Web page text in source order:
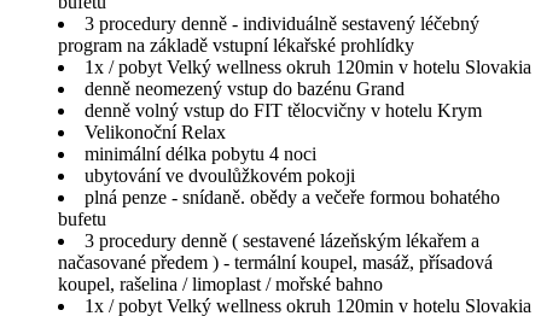
3 procedury denně - individuálně sestavený léčebný
program na základě vstupní lékařské prohlídky
1x / pobyt Velký wellness okruh 120min v hotelu Slovakia
denně neomezený vstup do bazénu Grand
denně volný vstup do FIT tělocvičny v hotelu Krym
Velikonoční Relax
minimální délka pobytu 4 noci
ubytování ve dvoulůžkovém pokoji
plná penze - snídaně. obědy a večeře formou bohatého
bufetu
3 procedury denně ( sestavené lázeňským lékařem a
načasované předem ) - termální koupel, masáž, přísadová
koupel, rašelina / limoplast / mořské bahno
1x / pobyt Velký wellness okruh 120min v hotelu Slovakia